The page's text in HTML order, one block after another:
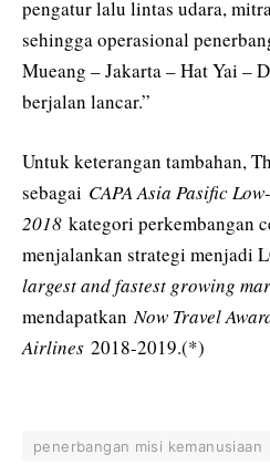
pengatur lalu lintas udara,
sehingga operasional
Mueang – Jakarta – Hat Yai –
berjalan lancar.”
Untuk keterangan tambahan,
sebagai CAPA Asia Pasific
2018 kategori perkembangan
menjalankan strategi menjadi
largest and fastest growing
mendapatkanNow Travel
Airlines 2018-2019.(*)
penerbangan misi kemanusiaan